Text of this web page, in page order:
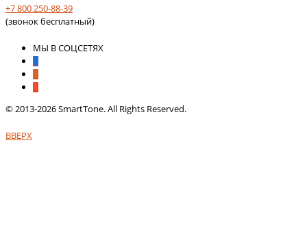
+7 800 250-88-39
(звонок бесплатный)
МЫ В СОЦСЕТЯХ
© 2013-2026 SmartTone. All Rights Reserved.
ВВЕРХ